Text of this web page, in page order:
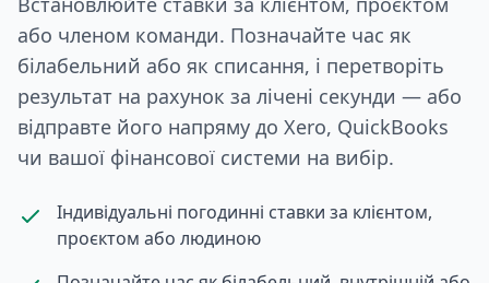
або членом команди. Позначайте час як
білабельний або як списання, і перетворіть
результат на рахунок за лічені секунди — або
відправте його напряму до Xero, QuickBooks
чи вашої фінансової системи на вибір.
Індивідуальні погодинні ставки за клієнтом,
проєктом або людиною